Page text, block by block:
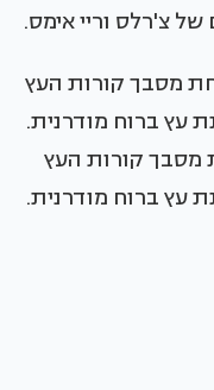
של צ'רלס וריי אימס.
קורות העץ
עץ ברוח מודרנית.